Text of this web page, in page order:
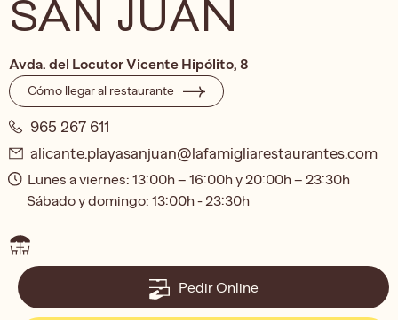
SAN JUAN
Avda. del Locutor Vicente Hipólito, 8
Cómo llegar al restaurante
965 267 611
alicante.playasanjuan@lafamigliarestaurantes.com
Lunes a viernes: 13:00h – 16:00h y 20:00h – 23:30h
Sábado y domingo: 13:00h - 23:30h
Pedir Online